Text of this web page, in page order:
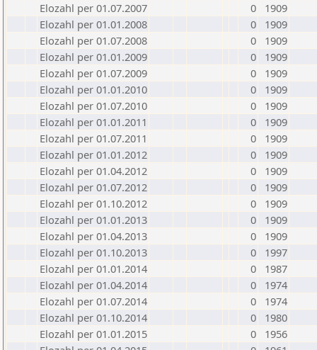
Elozahl per 01.07.2007
0
1909
Elozahl per 01.01.2008
0
1909
Elozahl per 01.07.2008
0
1909
Elozahl per 01.01.2009
0
1909
Elozahl per 01.07.2009
0
1909
Elozahl per 01.01.2010
0
1909
Elozahl per 01.07.2010
0
1909
Elozahl per 01.01.2011
0
1909
Elozahl per 01.07.2011
0
1909
Elozahl per 01.01.2012
0
1909
Elozahl per 01.04.2012
0
1909
Elozahl per 01.07.2012
0
1909
Elozahl per 01.10.2012
0
1909
Elozahl per 01.01.2013
0
1909
Elozahl per 01.04.2013
0
1909
Elozahl per 01.10.2013
0
1997
Elozahl per 01.01.2014
0
1987
Elozahl per 01.04.2014
0
1974
Elozahl per 01.07.2014
0
1974
Elozahl per 01.10.2014
0
1980
Elozahl per 01.01.2015
0
1956